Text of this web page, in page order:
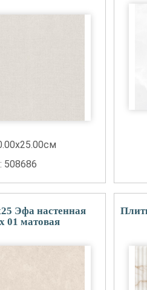
508686
Эфа настенная
01 матовая